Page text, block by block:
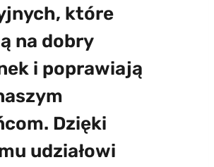
które
na dobry
i poprawiają
Dzięki
udziałowi